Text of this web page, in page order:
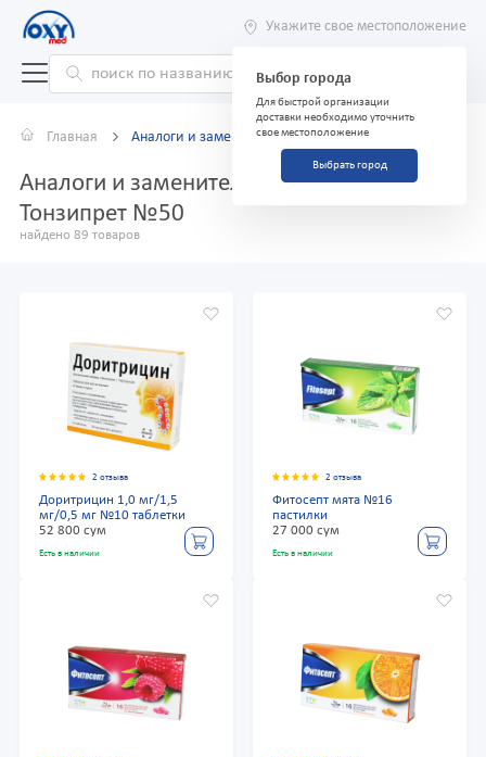
Укажите свое местоположение
Выбор города
Для быстрой организации
доставки необходимо уточнить
свое местоположение
Выбрать город
Главная Аналоги и заменители
Аналоги и заменители препарата
Тонзипрет №50
найдено 89 товаров
2 отзыва
Доритрицин 1,0 мг/1,5
мг/0,5 мг №10 таблетки
52 800 сум
Есть в наличии
2 отзыва
Фитосепт мята №16
пастилки
27 000 сум
Есть в наличии